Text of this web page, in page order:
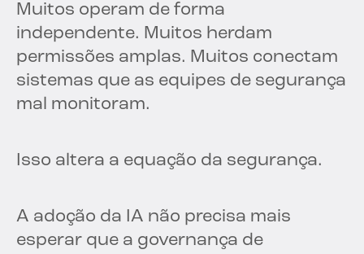
Muitos operam de forma
independente. Muitos herdam
permissões amplas. Muitos conectam
sistemas que as equipes de segurança
mal monitoram.
Isso altera a equação da segurança.
A adoção da IA não precisa mais
esperar que a governança de